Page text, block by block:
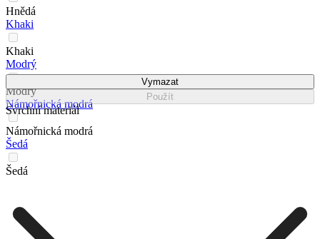
Hnědá
Khaki
Khaki
Modrý
Modrý
Námořnická modrá
Námořnická modrá
Šedá
Šedá
Vymazat
Použít
Svrchní materiál